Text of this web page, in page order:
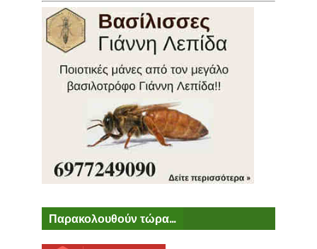
Παρακολουθούν τώρα...